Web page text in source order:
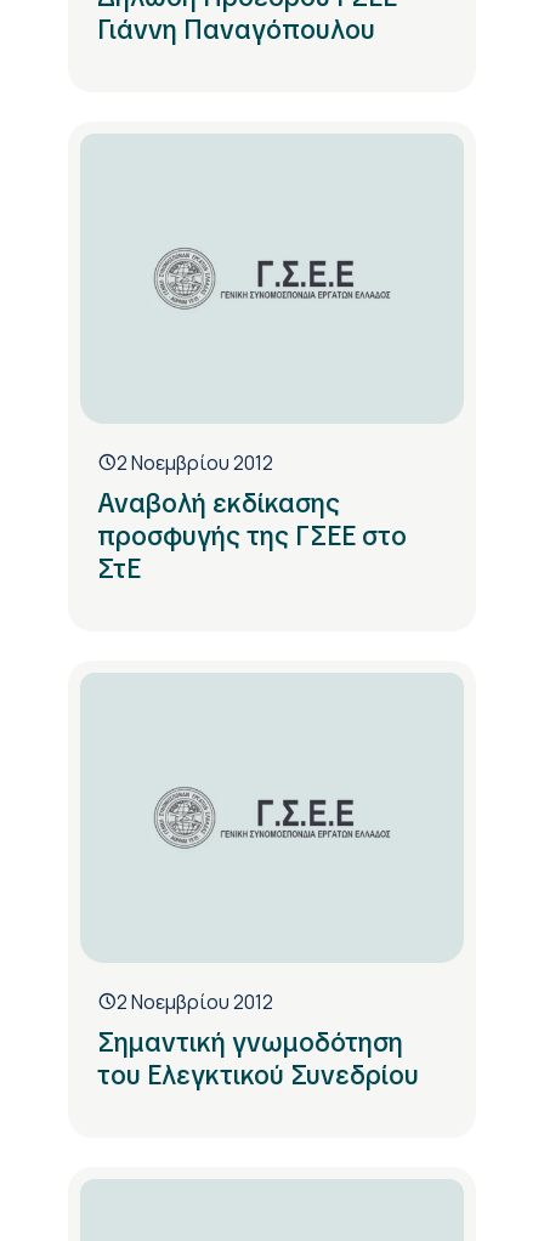
Γιάννη Παναγόπουλου
2 Νοεμβρίου 2012
Αναβολή εκδίκασης
προσφυγής της ΓΣΕΕ στο
ΣτΕ
2 Νοεμβρίου 2012
Σημαντική γνωμοδότηση
του Ελεγκτικού Συνεδρίου